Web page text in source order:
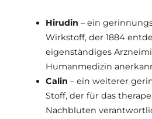
Hirudin – ein
Wirkstoff, der 1884
eigenständiges
Humanmedizin
Calin – ein weiterer
Stoff, der für das
Nachbluten